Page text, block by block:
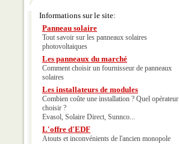
Informations sur le site:
Panneau solaire
Tout savoir sur les panneaux solaires
photovoltaiques
Les panneaux du marché
Comment choisir un fournisseur de panneaux
solaires
Les installateurs de modules
Combien coûte une installation ? Quel opérateur
choisir ?
Evasol, Solaire Direct, Sunnco...
L'offre d'EDF
Atouts et inconvénients de l'ancien monopole